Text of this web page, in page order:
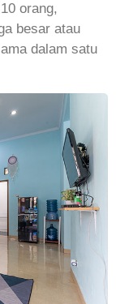
orang,
besar atau
dalam satu